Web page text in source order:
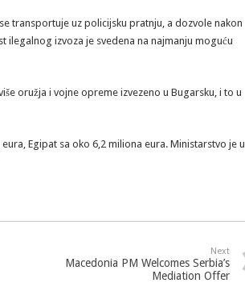
transportuje uz policijsku pratnju, a dozvole nakon
ilegalnog izvoza je svedena na najmanju moguću
oružja i vojne opreme izvezeno u Bugarsku, i to u
Egipat sa oko 6,2 miliona eura. Ministarstvo je u
Next
Macedonia PM Welcomes Serbia’s
Mediation Offer